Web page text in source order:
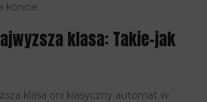
koncie.
klasa: Takie-jak
klasa oni klasyczny automat w